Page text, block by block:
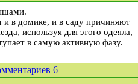
в домике, и в саду причиняют
используя для этого одеяла,
в самую активную фазу.
6 |